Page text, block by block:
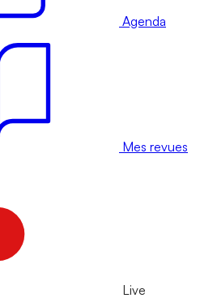
Agenda
Mes revues
Live